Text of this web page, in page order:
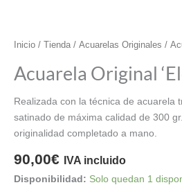
Inicio / Tienda / Acuarelas Originales /
Acuarela Original
Realizada con la técnica de acuarela
satinado de máxima calidad de 300
originalidad completado a mano.
90,00€ IVA incluido
Disponibilidad: Solo quedan 1